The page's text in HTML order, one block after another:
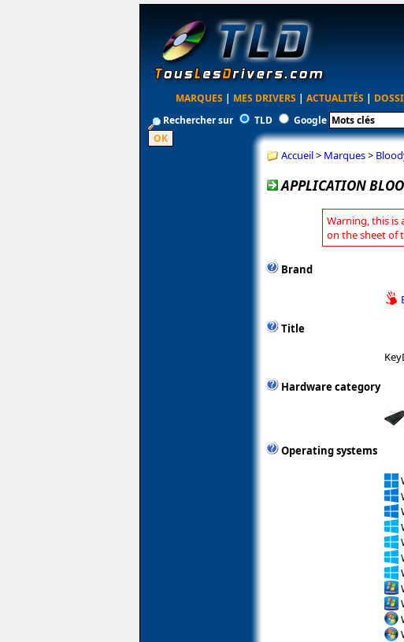
MARQUES | MES DRIVERS | ACTUALITÉS |
Rechercher sur
TLD Google
Accueil> Marques>
APPLICATION
Warning, this is
on the sheet of
Brand
Title
Hardware category
Operating systems